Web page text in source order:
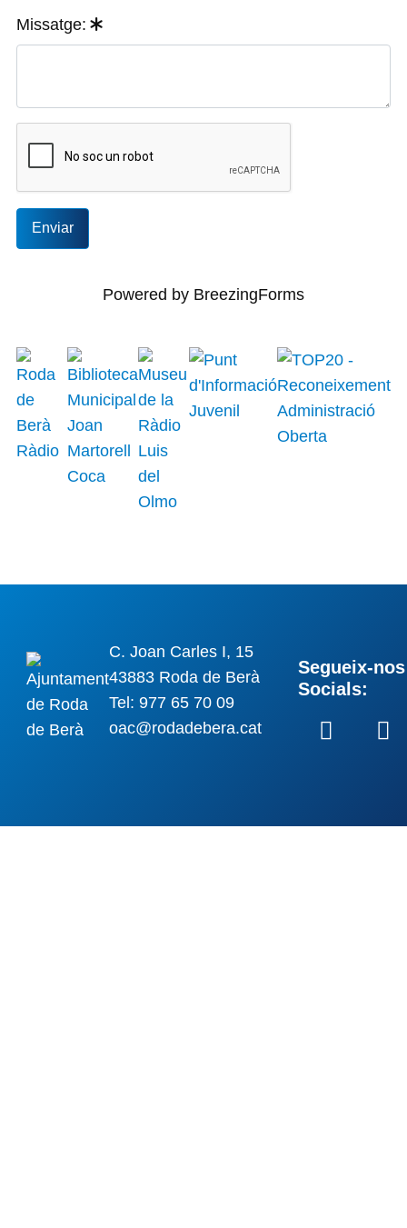
Missatge:
Enviar
Powered by BreezingForms
C. Joan Carles I, 15
43883 Roda de Berà
Tel: 977 65 70 09
oac@rodadebera.cat
Segueix-
Socials: